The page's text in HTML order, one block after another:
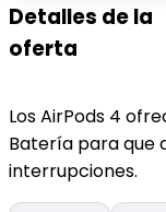
Detalles de la
oferta
Los AirPods 4
Batería para que
interrupciones.